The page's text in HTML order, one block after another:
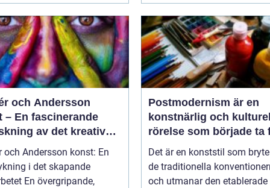
och Andersson
– En fascinerande
av det kreativa
och Andersson konst: En
i det skapande
Postmodernism är en
konstnärlig och
rörelse som började ta
under 1960-talet och
fortsatte att växa i
popularitet under de
Det är en konststil som
de traditionella
och utmanar den etablerade